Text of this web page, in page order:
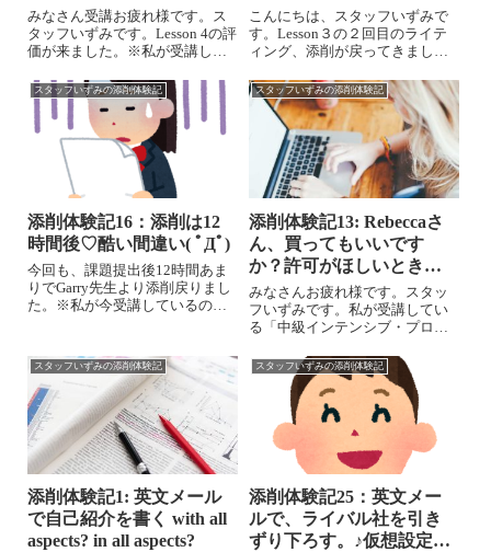
みなさん受講お疲れ様です。ス
タッフいずみです。Lesson 4の評
価が来ました。※私が受講して
ブ・プログラム」の全12回で
す。You must study your grammar
and prepositions...
こんにちは、スタッフいずみで
す。Lesson３の２回目のライテ
ィング、添削が戻ってきまし
時間以内の添削戻りです。２回
目の直しなので早い～やっぱり
今回も満点ならず・・・これで
通じるだろう、で...
スタッフいずみの添削体験記
添削体験記16：添削は12
時間後♡酷い間違い( ﾟДﾟ)
今回も、課題提出後12時間あま
りでGarry先生より添削戻りまし
た。※私が今受講しているの
は、＠が多い事！「冠詞の使い
方が間違っています。」と、
sp「スペルミス」が6か所も！こ
れは酷い...
スタッフいずみの添削体験記
添削体験記13: Rebeccaさ
ん、買ってもいいです
か？許可がほしいときの
英語
みなさんお疲れ様です。スタッ
フいずみです。私が受講してい
る「中級インテンシブ・プログ
いう上司がなかなかOKしてくれ
ない…cost-conscious というか、
stingyというか」そんなシチュエ
ーション...
スタッフいずみの添削体験記
添削体験記1: 英文メール
で自己紹介を書く with all
aspects? in all aspects?
スタッフいずみの添削体験記
添削体験記25：英文メー
ルで、ライバル社を引き
ずり下ろす。♪仮想設定で